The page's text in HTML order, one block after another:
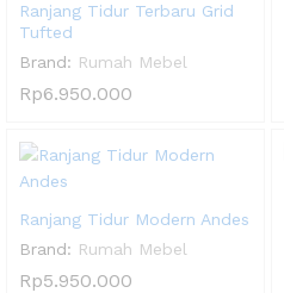
Ranjang Tidur Terbaru Grid
Tufted
Brand: Rumah Mebel
Rp6.950.000
Ranjang Tidur Modern Andes
Brand: Rumah Mebel
Rp5.950.000